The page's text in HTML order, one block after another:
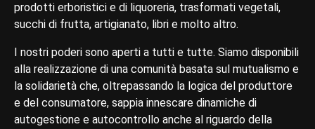
prodotti erboristici e di liquoreria, trasformati vegetali,
succhi di frutta, artigianato, libri e molto altro.
I nostri poderi sono aperti a tutti e tutte. Siamo disponibili
alla realizzazione di una comunità basata sul mutualismo e
la solidarietà che, oltrepassando la logica del produttore
e del consumatore, sappia innescare dinamiche di
autogestione e autocontrollo anche al riguardo della